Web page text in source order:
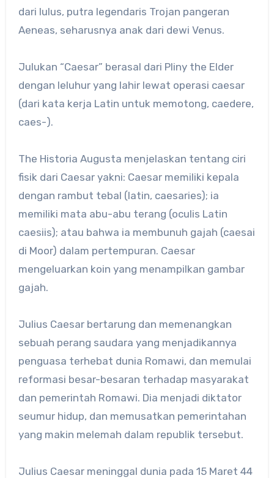
dari Iulus, putra legendaris Trojan pangeran
Aeneas, seharusnya anak dari dewi Venus.
Julukan “Caesar” berasal dari Pliny the Elder
dengan leluhur yang lahir lewat operasi caesar
(dari kata kerja Latin untuk memotong, caedere,
caes-).
The Historia Augusta menjelaskan tentang ciri
fisik dari Caesar yakni: Caesar memiliki kepala
dengan rambut tebal (latin, caesaries); ia
memiliki mata abu-abu terang (oculis Latin
caesiis); atau bahwa ia membunuh gajah (caesai
di Moor) dalam pertempuran. Caesar
mengeluarkan koin yang menampilkan gambar
gajah.
Julius Caesar bertarung dan memenangkan
sebuah perang saudara yang menjadikannya
penguasa terhebat dunia Romawi, dan memulai
reformasi besar-besaran terhadap masyarakat
dan pemerintah Romawi. Dia menjadi diktator
seumur hidup, dan memusatkan pemerintahan
yang makin melemah dalam republik tersebut.
Julius Caesar meninggal dunia pada 15 Maret 44